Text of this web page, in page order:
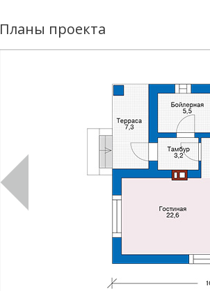
Планы проекта